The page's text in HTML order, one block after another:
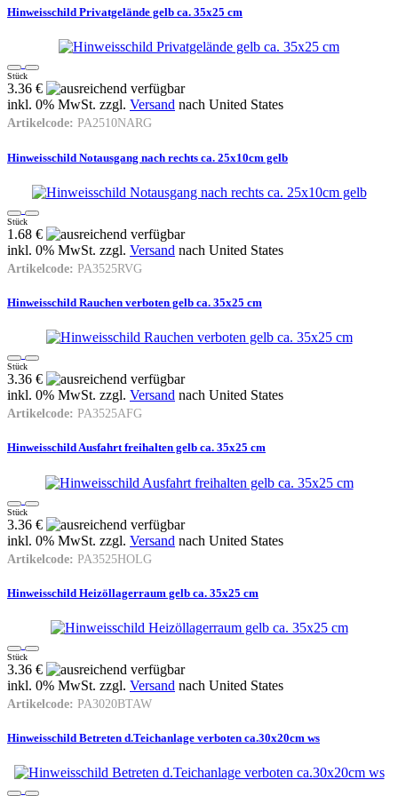
Hinweisschild Privatgelände gelb ca. 35x25 cm
Stück
3.36 €
inkl. 0% MwSt. zzgl. Versand nach United States
Artikelcode: PA2510NARG
Hinweisschild Notausgang nach rechts ca. 25x10cm gelb
Stück
1.68 €
inkl. 0% MwSt. zzgl. Versand nach United States
Artikelcode: PA3525RVG
Hinweisschild Rauchen verboten gelb ca. 35x25 cm
Stück
3.36 €
inkl. 0% MwSt. zzgl. Versand nach United States
Artikelcode: PA3525AFG
Hinweisschild Ausfahrt freihalten gelb ca. 35x25 cm
Stück
3.36 €
inkl. 0% MwSt. zzgl. Versand nach United States
Artikelcode: PA3525HOLG
Hinweisschild Heizöllagerraum gelb ca. 35x25 cm
Stück
3.36 €
inkl. 0% MwSt. zzgl. Versand nach United States
Artikelcode: PA3020BTAW
Hinweisschild Betreten d.Teichanlage verboten ca.30x20cm ws